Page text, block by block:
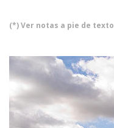
(*) Ver notas a pie de texto